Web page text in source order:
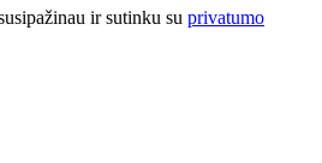
ir sutinku su privatumo